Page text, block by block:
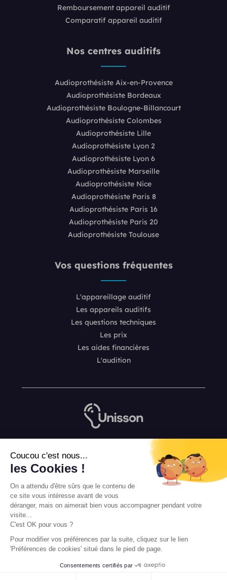
Coucou c'est nous...
les Cookies !
On a attendu d'être sûrs que le contenu de
ce site vous intéresse avant de vous
déranger, mais on aimerait bien vous accompagner pendant votre
visite...
C'est OK pour vous ?
Pour modifier vos préférences par la suite, cliquez sur le lien
'Préférences de cookies' situé dans le pied de page.
Consentements certifiés par
Remboursement appareil auditif
Comparatif appareil auditif
Nos centres auditifs
Audioprothésiste Aix-en-Provence
Audioprothésiste Bordeaux
Audioprothésiste Boulogne-Billancourt
Audioprothésiste Colombes
Audioprothésiste Lille
Audioprothésiste Lyon 2
Audioprothésiste Lyon 6
Audioprothésiste Marseille
Audioprothésiste Nice
Audioprothésiste Paris 8
Audioprothésiste Paris 16
Audioprothésiste Paris 20
Audioprothésiste Toulouse
Vos questions fréquentes
L'appareillage auditif
Les appareils auditifs
Les questions techniques
Les prix
Les aides financières
L'audition
L’équipe de rédaction Unisson
Conditions Générales de Vente